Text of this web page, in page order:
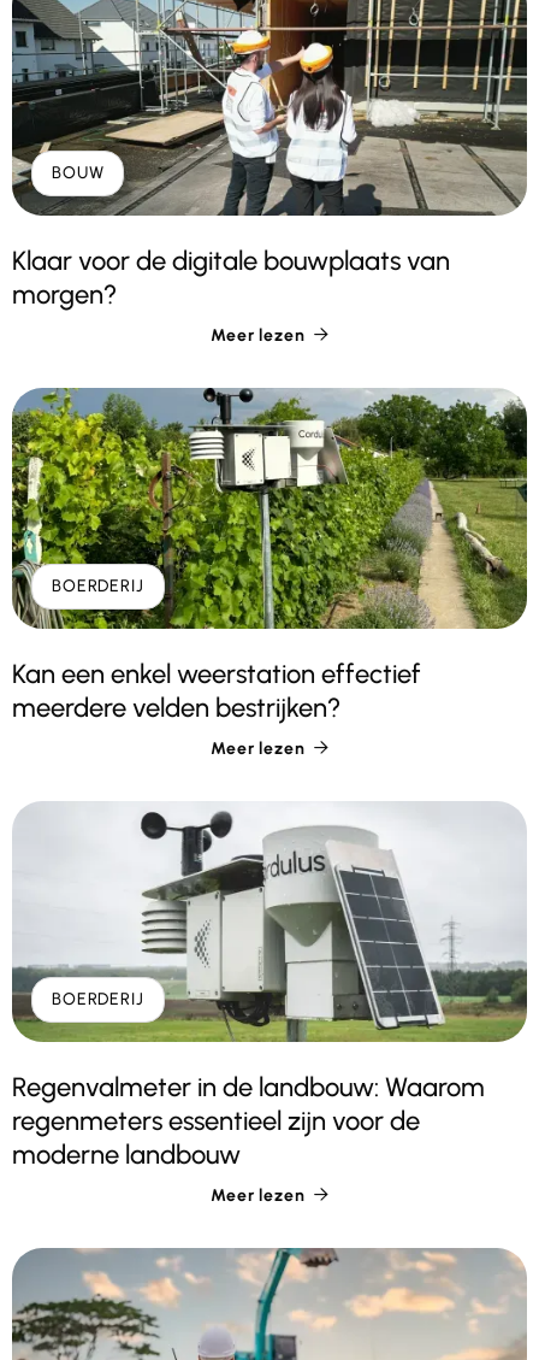
BOUW
Klaar voor de digitale bouwplaats van
morgen?
Meer lezen 
BOERDERIJ
Kan een enkel weerstation effectief
meerdere velden bestrijken?
Meer lezen 
BOERDERIJ
Regenvalmeter in de landbouw: Waarom
regenmeters essentieel zijn voor de
moderne landbouw
Meer lezen 